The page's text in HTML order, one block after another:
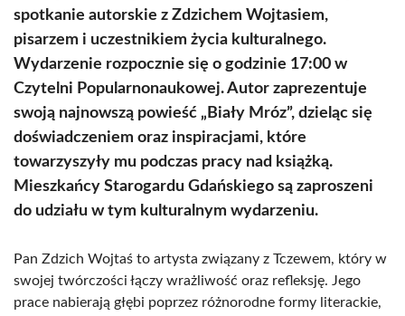
spotkanie autorskie z Zdzichem Wojtasiem,
pisarzem i uczestnikiem życia kulturalnego.
Wydarzenie rozpocznie się o godzinie 17:00 w
Czytelni Popularnonaukowej. Autor zaprezentuje
swoją najnowszą powieść „Biały Mróz”, dzieląc się
doświadczeniem oraz inspiracjami, które
towarzyszyły mu podczas pracy nad książką.
Mieszkańcy Starogardu Gdańskiego są zaproszeni
do udziału w tym kulturalnym wydarzeniu.
Pan Zdzich Wojtaś to artysta związany z Tczewem, który w
swojej twórczości łączy wrażliwość oraz refleksję. Jego
prace nabierają głębi poprzez różnorodne formy literackie,